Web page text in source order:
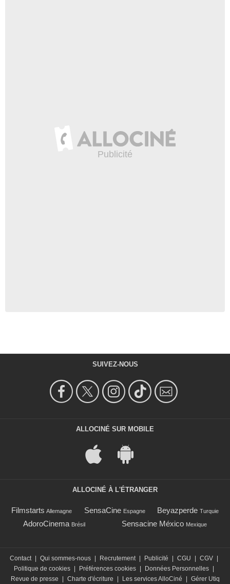
SUIVEZ-NOUS
ALLOCINÉ SUR MOBILE
ALLOCINÉ À L'ÉTRANGER
Filmstarts Allemagne SensaCine Espagne Beyazperde Turquie
AdoroCinema Brésil Sensacine México Mexique
Contact Qui sommes-nous Recrutement Publicité CGU CGV
Politique de cookies
Préférences cookies Données Personnelles
Revue de presse
Charte d'écriture Les services AlloCiné Gérer Utiq